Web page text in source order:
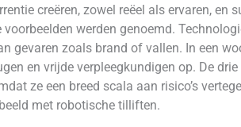
creëren, zowel reëel als ervaren,
voorbeelden werden genoemd.
gevaren zoals brand of vallen. In een
en vrijde verpleegkundigen op. De
ze een breed scala aan risico’s
met robotische tilliften.